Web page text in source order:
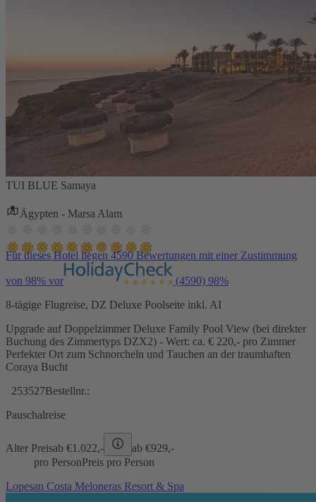
TUI BLUE Samaya
Ägypten - Marsa Alam
Für dieses Hotel liegen 4590 Bewertungen mit einer Zustimmung
von 98% vor (4590) 98%
8-tägige Flugreise, DZ Deluxe Poolseite inkl. AI
Upgrade auf Doppelzimmer Deluxe Family Pool View (bei direkter
Buchung des Zimmertyps DZX2) - Wert: ca. € 220,- pro Zimmer
Perfekter Ort zum Schnorcheln und Tauchen an der traumhaften
Coraya Bucht
253527Bestellnr.:
Pauschalreise
Alter Preisab €1.022,- ab €929,-
pro PersonPreis pro Person
Lopesan Costa Meloneras Resort & Spa